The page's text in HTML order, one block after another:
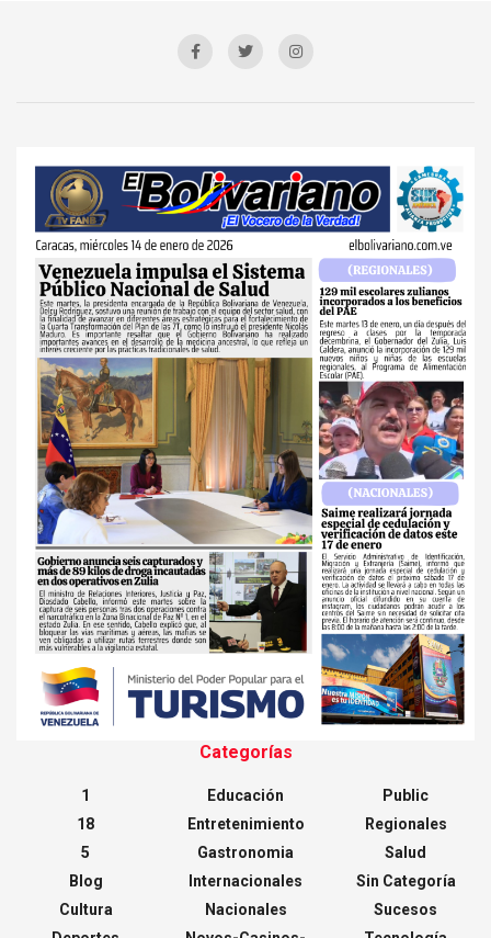
Categorías
1
18
5
Blog
Cultura
Educación
Entretenimiento
Gastronomia
Internacionales
Nacionales
Public
Regionales
Salud
Sin Categoría
Sucesos